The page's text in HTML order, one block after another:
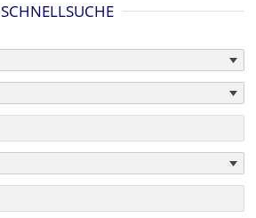
SCHNELLSUCHE